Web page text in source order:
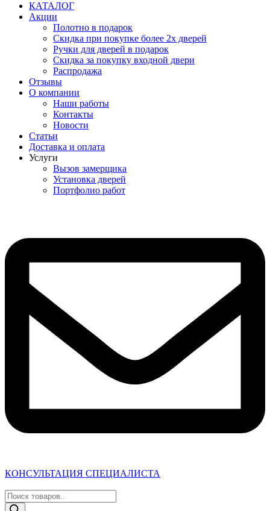
КАТАЛОГ
Акции
Полотно в подарок
Скидка при покупке более 2х дверей
Ручки для дверей в подарок
Скидка за покупку входной двери
Распродажа
Отзывы
О компании
Наши работы
Контакты
Новости
Статьи
Доставка и оплата
Услуги
Вызов замерщика
Установка дверей
Портфолио работ
КОНСУЛЬТАЦИЯ СПЕЦИАЛИСТА
Поиск
товаров